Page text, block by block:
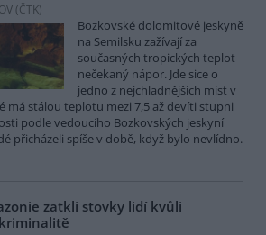
(ČTK)
Bozkovské dolomitové jeskyně
na Semilsku zažívají za
současných tropických teplot
nečekaný nápor. Jde sice o
jedno z nejchladnějších míst v
má stálou teplotu mezi 7,5 až devíti stupni
podle vedoucího Bozkovských jeskyní
přicházeli spíše v době, když bylo nevlídno.
zatkli stovky lidí kvůli